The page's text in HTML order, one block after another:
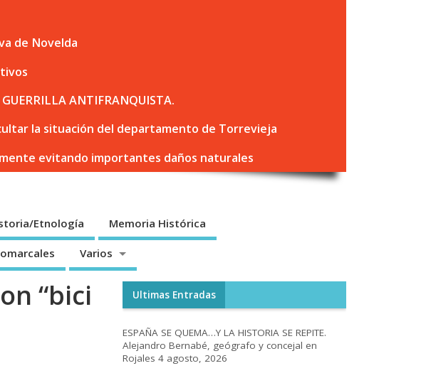
de Novelda
ANTIFRANQUISTA.
la situación del departamento de Torrevieja
evitando importantes daños naturales
Etnología Memoria Histórica
Varios
“bici Ultimas Entradas
ESPAÑA SE QUEMA…Y LA HISTORIA SE REPITE.
Alejandro Bernabé, geógrafo y concejal en
Rojales 4 agosto, 2026